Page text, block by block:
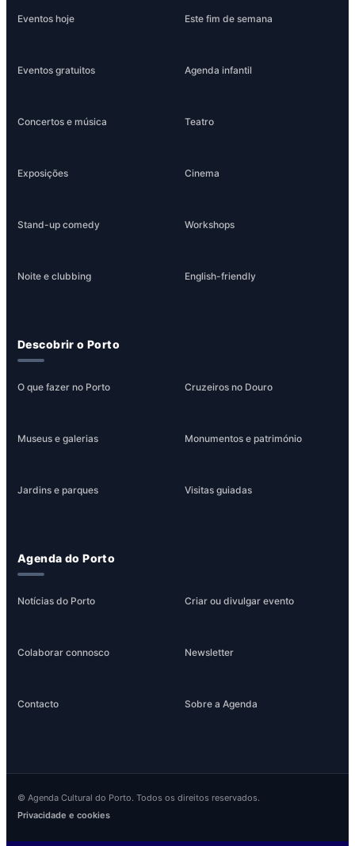
Eventos hoje Este fim de semana
Eventos gratuitos Agenda infantil
Concertos e música Teatro
Exposições Cinema
Stand-up comedy Workshops
Noite e clubbing English-friendly
Descobrir o Porto
O que fazer no Porto Cruzeiros no Douro
Museus e galerias Monumentos e património
Jardins e parques Visitas guiadas
Agenda do Porto
Notícias do Porto Criar ou divulgar evento
Colaborar connosco Newsletter
Contacto Sobre a Agenda
© Agenda Cultural do Porto. Todos os direitos reservados.
Privacidade e cookies